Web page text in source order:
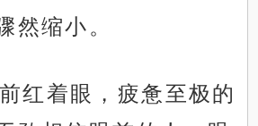
然缩小。
红着眼，疲惫至极的